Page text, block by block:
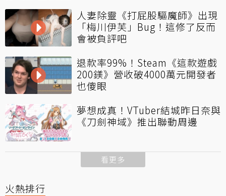
人妻除靈《打屁股驅魔師》出現
「梅川伊芙」Bug！這修了反而
會被負評吧
退款率99%！Steam《這款遊戲
200鎂》營收破4000萬元開發者
也傻眼
夢想成真！VTuber結城昨日奈與
《刀劍神域》推出聯動周邊
看更多
火熱排行